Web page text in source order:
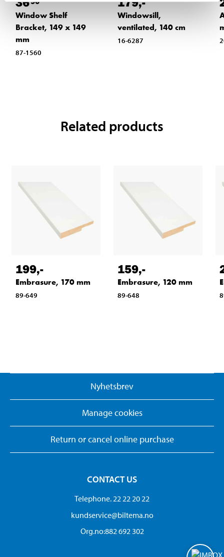
Window Shelf
Bracket, 149 x 149
mm
87-1560
Windowsill,
ventilated, 140 cm
16-6287
Related products
199,-
Embrasure, 170 mm
89-649
159,-
Embrasure, 120 mm
89-648
Nyhetsbrev
Manage cookies
Return or cancel online purchase
CONTACT US
Telephone. 22 22 20 22
kundservice@biltema.no
Org.no:882 692 302